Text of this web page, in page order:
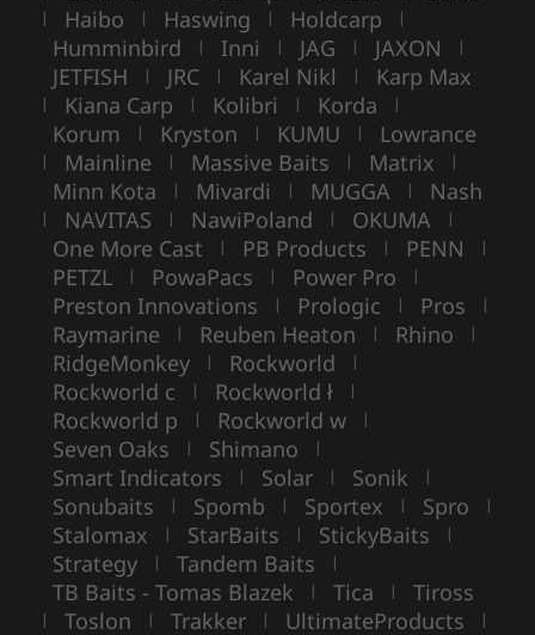
| Haibo | Haswing | Holdcarp |
Humminbird | Inni | JAG | JAXON |
JETFISH | JRC | Karel Nikl | Karp Max
| Kiana Carp | Kolibri | Korda |
Korum | Kryston | KUMU | Lowrance
| Mainline | Massive Baits | Matrix |
Minn Kota | Mivardi | MUGGA | Nash
| NAVITAS | NawiPoland | OKUMA |
One More Cast | PB Products | PENN |
PETZL | PowaPacs | Power Pro |
Preston Innovations | Prologic | Pros |
Raymarine | Reuben Heaton | Rhino |
RidgeMonkey | Rockworld |
Rockworld c | Rockworld ł |
Rockworld p | Rockworld w |
Seven Oaks | Shimano |
Smart Indicators | Solar | Sonik |
Sonubaits | Spomb | Sportex | Spro |
Stalomax | StarBaits | StickyBaits |
Strategy | Tandem Baits |
TB Baits - Tomas Blazek | Tica | Tiross
| Toslon | Trakker | UltimateProducts |